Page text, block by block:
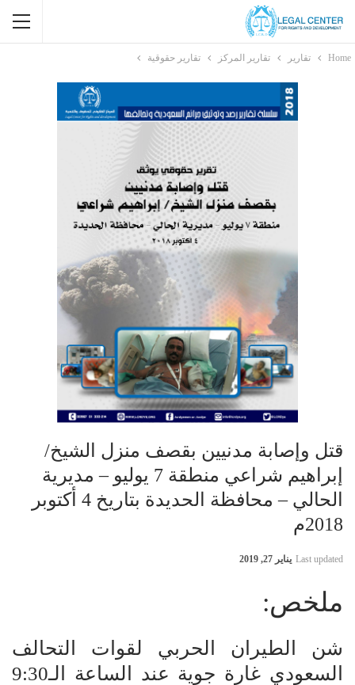
Home تقارير تقارير المركز تقارير حقوقية
قتل وإصابة مدنيين بقصف منزل الشيخ/
إبراهيم شراعي منطقة 7 يوليو – مديرية
الحالي – محافظة الحديدة بتاريخ 4 أكتوبر
2018م
Last updated يناير 27, 2019
ملخص:
شن الطيران الحربي لقوات التحالف
السعودي غارة جوية عند الساعة الـ9:30